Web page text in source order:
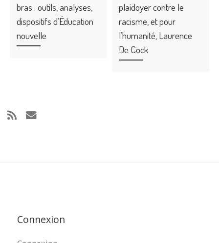
bras : outils, analyses,
dispositifs d’Éducation
nouvelle
plaidoyer contre le
racisme, et pour
l’humanité, Laurence
De Cock
Connexion